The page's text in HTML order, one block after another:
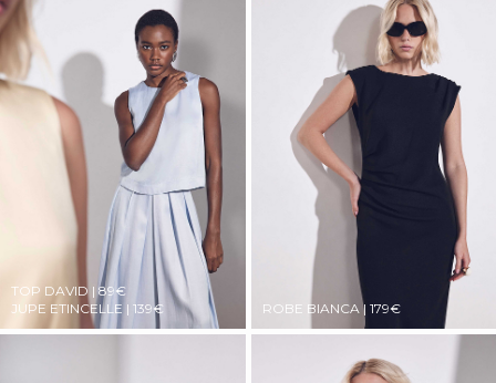
TOP DAVID | 89€
JUPE ETINCELLE | 139€
ROBE BIANCA | 179€